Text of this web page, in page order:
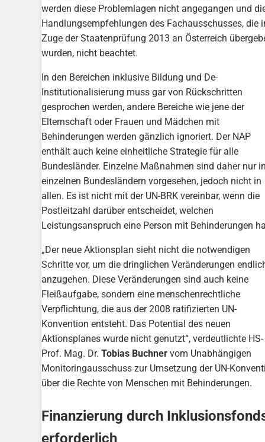
werden diese Problemlagen nicht angegangen und
Handlungsempfehlungen des Fachausschusses, die
Zuge der Staatenprüfung 2013 an Österreich
wurden, nicht beachtet.
In den Bereichen inklusive Bildung und De-
Institutionalisierung muss gar von Rückschritten
gesprochen werden, andere Bereiche wie jene der
Elternschaft oder Frauen und Mädchen mit
Behinderungen werden gänzlich ignoriert. Der NAP
enthält auch keine einheitliche Strategie für alle
Bundesländer. Einzelne Maßnahmen sind daher nur
einzelnen Bundesländern vorgesehen, jedoch nicht in
allen. Es ist nicht mit der UN-BRK vereinbar, wenn die
Postleitzahl darüber entscheidet, welchen
Leistungsanspruch eine Person mit Behinderungen
„Der neue Aktionsplan sieht nicht die notwendigen
Schritte vor, um die dringlichen Veränderungen
anzugehen. Diese Veränderungen sind auch keine
Fleißaufgabe, sondern eine menschenrechtliche
Verpflichtung, die aus der 2008 ratifizierten UN-
Konvention entsteht. Das Potential des neuen
Aktionsplanes wurde nicht genutzt“, verdeutlichte HS-
Prof. Mag. Dr. Tobias Buchnervom Unabhängigen
Monitoringausschuss zur Umsetzung der UN-
über die Rechte von Menschen mit Behinderungen.
Finanzierung durch
erforderlich